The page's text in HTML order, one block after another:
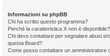
Informazioni su phpBB
Chi ha scritto questo programma?
Perché la caratteristica X non è disponibile?
Chi devo contattare per segnalare abusi e/
questa Board?
Come posso contattare un amministratore